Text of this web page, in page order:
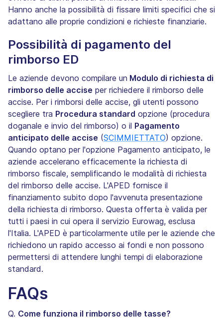
Hanno anche la possibilità di fissare limiti specifici che si
adattano alle proprie condizioni e richieste finanziarie.
Possibilità di pagamento del
rimborso ED
Le aziende devono compilare un Modulo di richiesta di
rimborso delle accise per richiedere il rimborso delle
accise. Per i rimborsi delle accise, gli utenti possono
scegliere tra Procedura standard opzione (procedura
doganale e invio del rimborso) o il Pagamento
anticipato delle accise (SCIMMIETTATO) opzione.
Quando optano per l'opzione Pagamento anticipato, le
aziende accelerano efficacemente la richiesta di
rimborso fiscale, semplificando le modalità di richiesta
del rimborso delle accise. L'APED fornisce il
finanziamento subito dopo l'avvenuta presentazione
della richiesta di rimborso. Questa offerta è valida per
tutti i paesi in cui opera il servizio Eurowag, esclusa
l'Italia. L'APED è particolarmente utile per le aziende che
richiedono un rapido accesso ai fondi e non possono
permettersi di attendere lunghi tempi di elaborazione
standard.
FAQs
Q. Come funziona il rimborso delle tasse?